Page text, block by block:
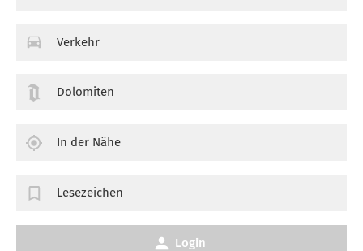
Verkehr
Dolomiten
In der Nähe
Lesezeichen
Login